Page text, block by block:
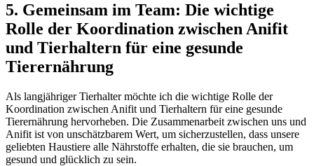
5. Gemeinsam⁣ im Team: Die wichtige
Rolle ‌der Koordination zwischen Anifit
und​ Tierhaltern für eine⁣ gesunde
⁤Tierernährung
Als⁢ langjähriger Tierhalter möchte ich ⁣die wichtige‍ Rolle der
Koordination zwischen ⁤Anifit‌ und Tierhaltern für eine gesunde‌
Tierernährung hervorheben. Die Zusammenarbeit zwischen uns und⁣
Anifit⁣ ist von unschätzbarem Wert, um sicherzustellen, dass unsere⁣
geliebten Haustiere alle ‍Nährstoffe erhalten, die sie brauchen, um
gesund ‌und glücklich zu sein.